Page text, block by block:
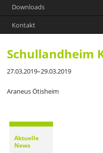
Downloads
Kontakt
Schullandheim
27.03.2019–29.03.2019
Araneus Ötisheim
Aktuelle
News